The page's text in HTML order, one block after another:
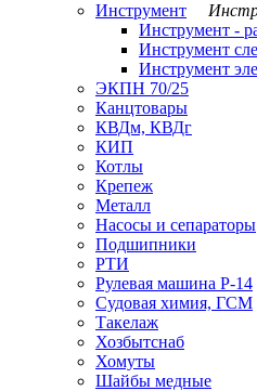
Инструмент
Инструмент -
Инструмент
Инструмент
ЭКПН 70/25
Канцтовары
КВДм, КВДг
КИП
Котлы
Крепеж
Металл
Насосы и сепараторы
Подшипники
РТИ
Рулевая машина Р-14
Судовая химия, ГСМ
Такелаж
Хозбытснаб
Хомуты
Шайбы медные